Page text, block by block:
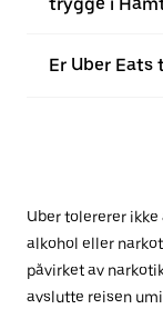
Er Uber
Uber tolererer
alkohol eller
påvirket av
avslutte reisen